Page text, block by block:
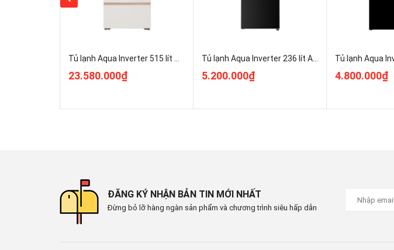
2024
Sản xuất tại:
Công nghệ tiết kiệm điện:
Twin Inverter
Tủ lạnh Aqua Inverter 515 lít Multi Door AQR-MA590XA(MC)U1
23.580.000₫
Tủ lạnh Aqua Inverter 236 lít AQR-T265FA(WFB) Chính Hãng Giá Rẻ
5.200.000₫ 4.800.000₫
ĐĂNG KÝ NHẬN BẢN TIN MỚI NHẤT
Đừng bỏ lỡ hàng ngàn sản phẩm và chương trình siêu hấp dẫn